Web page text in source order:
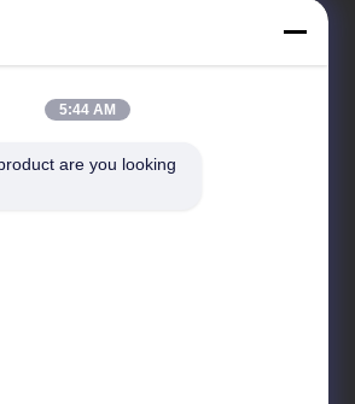
5:44 AM
are you looking